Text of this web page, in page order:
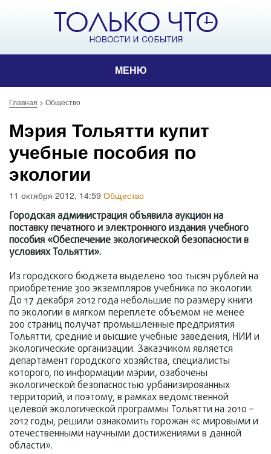
МЕНЮ
Главная > Общество
Мэрия Тольятти купит
учебные пособия по
экологии
11 октября 2012, 14:59 Общество
Городская администрация объявила аукцион на
поставку печатного и электронного издания учебного
пособия «Обеспечение экологической безопасности в
условиях Тольятти».
Из городского бюджета выделено 100 тысяч рублей на
приобретение 300 экземпляров учебника по экологии.
До 17 декабря 2012 года небольшие по размеру книги
по экологии в мягком переплете объемом не менее
200 страниц получат промышленные предприятия
Тольятти, средние и высшие учебные заведения, НИИ и
экологические организации. Заказчиком является
департамент городского хозяйства, специалисты
которого, по информации мэрии, озабочены
экологической безопасностью урбанизированных
территорий, и поэтому, в рамках ведомственной
целевой экологической программы Тольятти на 2010 –
2012 годы, решили ознакомить горожан «с мировыми и
отечественными научными достижениями в данной
области».